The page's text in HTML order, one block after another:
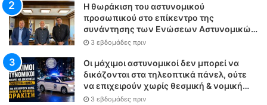
Η θωράκιση του αστυνομικού
προσωπικού στο επίκεντρο της
συνάντησης των Ενώσεων Αστυνομικών
Υπαλλήλων Αθηνών και Θεσσαλονίκης
3 εβδομάδες πριν
Οι μάχιμοι αστυνομικοί δεν μπορεί να
δικάζονται στα τηλεοπτικά πάνελ, ούτε
να επιχειρούν χωρίς θεσμική & νομική
θωράκιση
3 εβδομάδες πριν